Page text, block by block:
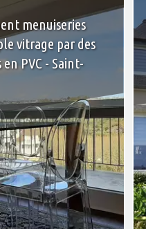
menuiseries
vitrage par des
PVC - Saint-